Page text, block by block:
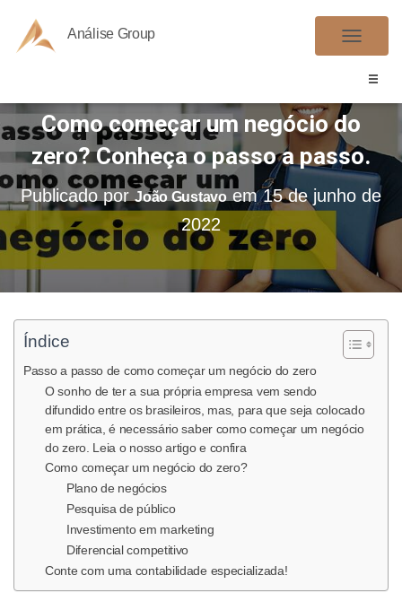
Análise Group
A
E
R
N
A
G
A
O
Como começar um negócio do
zero? Conheça o passo a passo.
Publicado porJoão Gustavo em15 de junho de
2022
Índice
Passo a passo de como começar um negócio do zero
O sonho de ter a sua própria empresa vem sendo
difundido entre os brasileiros, mas, para que seja colocado
em prática, é necessário saber como começar um negócio
do zero. Leia o nosso artigo e confira
Como começar um negócio do zero?
Plano de negócios
Pesquisa de público
Investimento em marketing
Diferencial competitivo
Conte com uma contabilidade especializada!